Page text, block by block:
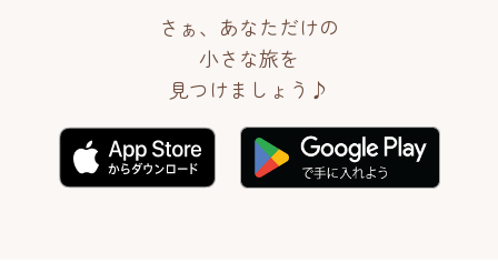
さぁ、あなただけの
小さな旅を
見つけましょう♪